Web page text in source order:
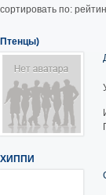
сортировать по:
Птенцы)
ХИППИ